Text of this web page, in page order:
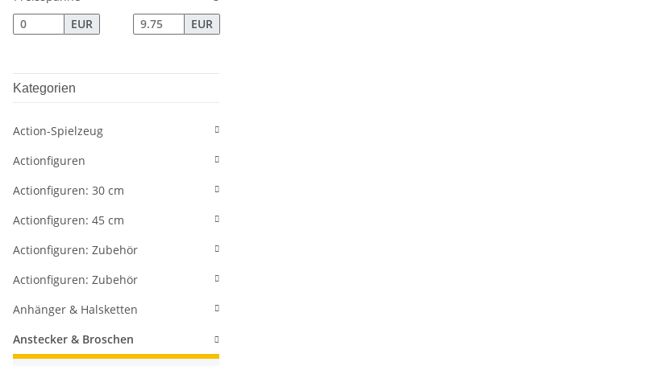
EUR
EUR
Kategorien
Action-Spielzeug
Actionfiguren
Actionfiguren: 30 cm
Actionfiguren: 45 cm
Actionfiguren: Zubehör
Actionfiguren: Zubehör
Anhänger & Halsketten
Anstecker & Broschen